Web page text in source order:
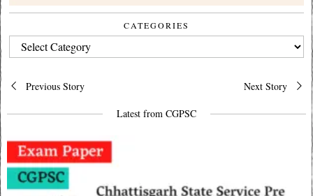
CATEGORIES
CATEGORIES
Post
navigation
Previous Story Next Story
Latest from CGPSC